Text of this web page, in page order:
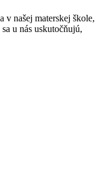
v našej materskej škole,
u nás uskutočňujú,